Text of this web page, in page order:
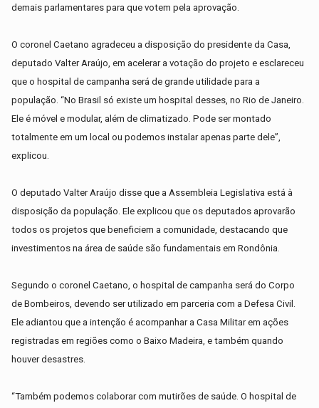
demais parlamentares para que votem pela aprovação.
O coronel Caetano agradeceu a disposição do presidente da Casa,
deputado Valter Araújo, em acelerar a votação do projeto e esclareceu
que o hospital de campanha será de grande utilidade para a
população. “No Brasil só existe um hospital desses, no Rio de Janeiro.
Ele é móvel e modular, além de climatizado. Pode ser montado
totalmente em um local ou podemos instalar apenas parte dele”,
explicou.
O deputado Valter Araújo disse que a Assembleia Legislativa está à
disposição da população. Ele explicou que os deputados aprovarão
todos os projetos que beneficiem a comunidade, destacando que
investimentos na área de saúde são fundamentais em Rondônia.
Segundo o coronel Caetano, o hospital de campanha será do Corpo
de Bombeiros, devendo ser utilizado em parceria com a Defesa Civil.
Ele adiantou que a intenção é acompanhar a Casa Militar em ações
registradas em regiões como o Baixo Madeira, e também quando
houver desastres.
“Também podemos colaborar com mutirões de saúde. O hospital de